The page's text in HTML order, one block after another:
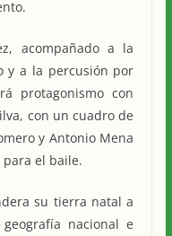
acompañado a la
y a la percusión por
protagonismo con
con un cuadro de
y Antonio Mena
para el baile.
su tierra natal a
nacional e